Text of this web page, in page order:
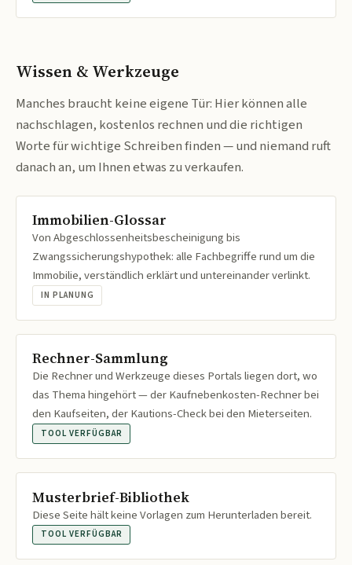
Wissen & Werkzeuge
Manches braucht keine eigene Tür: Hier können alle
nachschlagen, kostenlos rechnen und die richtigen
Worte für wichtige Schreiben finden — und niemand ruft
danach an, um Ihnen etwas zu verkaufen.
Immobilien-Glossar
Von Abgeschlossenheitsbescheinigung bis
Zwangssicherungshypothek: alle Fachbegriffe rund um die
Immobilie, verständlich erklärt und untereinander verlinkt.
IN PLANUNG
Rechner-Sammlung
Die Rechner und Werkzeuge dieses Portals liegen dort, wo
das Thema hingehört — der Kaufnebenkosten-Rechner bei
den Kaufseiten, der Kautions-Check bei den Mieterseiten.
TOOL VERFÜGBAR
Musterbrief-Bibliothek
Diese Seite hält keine Vorlagen zum Herunterladen bereit.
TOOL VERFÜGBAR